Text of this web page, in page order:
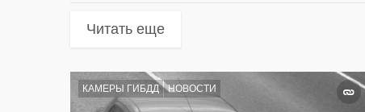
Читать еще
КАМЕРЫ ГИБДД НОВОСТИ